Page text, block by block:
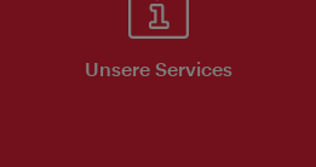
Unsere Services